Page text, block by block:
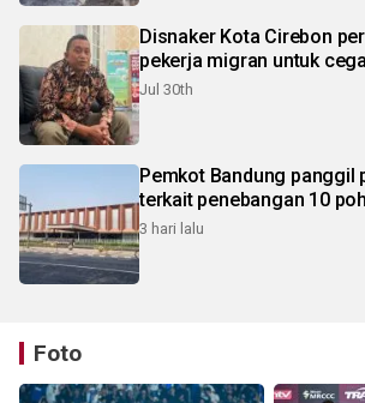
Disnaker Kota Cirebon
pekerja migran untuk
Jul 30th
Pemkot Bandung panggil
terkait penebangan 10
3 hari lalu
Foto